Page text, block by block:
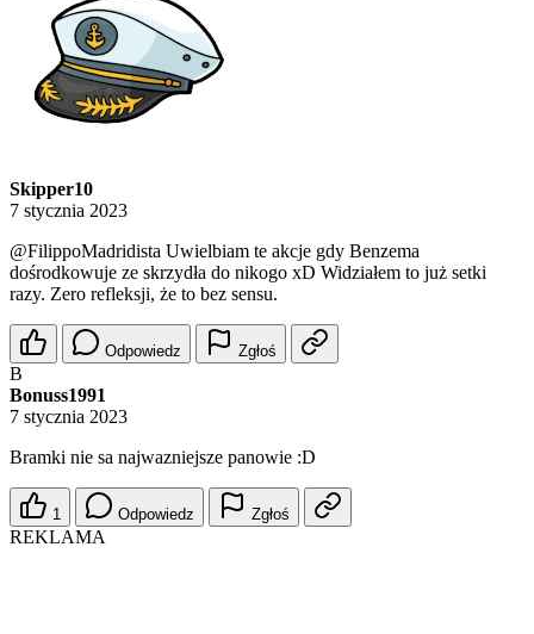
Skipper10
7 stycznia 2023
@FilippoMadridista Uwielbiam te akcje gdy Benzema
dośrodkowuje ze skrzydła do nikogo xD Widziałem to już setki
razy. Zero refleksji, że to bez sensu.
Odpowiedz Zgłoś
B
Bonuss1991
7 stycznia 2023
Bramki nie sa najwazniejsze panowie :D
1 Odpowiedz Zgłoś
REKLAMA